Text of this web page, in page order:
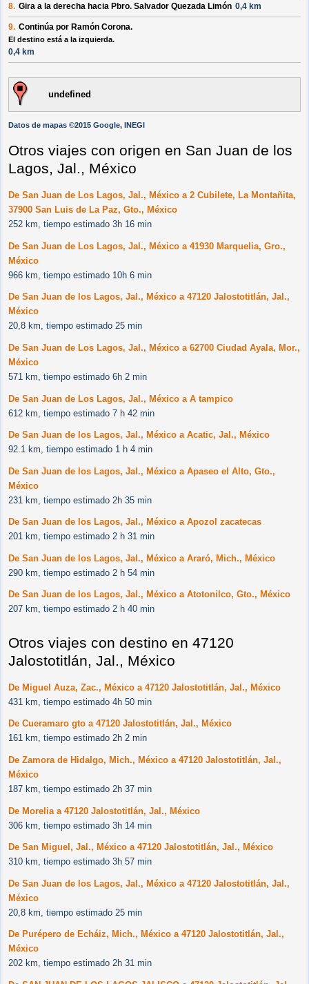
8. Gira a la derecha hacia Pbro. Salvador Quezada Limón 0,4 km
9. Continúa por Ramón Corona.
El destino está a la izquierda.
0,4 km
undefined
Datos de mapas ©2015 Google, INEGI
Otros viajes con origen en San Juan de los
Lagos, Jal., México
De San Juan de Los Lagos, Jal., México a 2 Cubilete, La Montañita,
37900 San Luis de La Paz, Gto., México
252 km, tiempo estimado 3h 16 min
De San Juan de Los Lagos, Jal., México a 41930 Marquelia, Gro.,
México
966 km, tiempo estimado 10h 6 min
De San Juan de los Lagos, Jal., México a 47120 Jalostotitlán, Jal.,
México
20,8 km, tiempo estimado 25 min
De San Juan de Los Lagos, Jal., México a 62700 Ciudad Ayala, Mor.,
México
571 km, tiempo estimado 6h 2 min
De San Juan de Los Lagos, Jal., México a A tampico
612 km, tiempo estimado 7 h 42 min
De San Juan de los Lagos, Jal., México a Acatic, Jal., México
92.1 km, tiempo estimado 1 h 4 min
De San Juan de los Lagos, Jal., México a Apaseo el Alto, Gto.,
México
231 km, tiempo estimado 2h 35 min
De San Juan de los Lagos, Jal., México a Apozol zacatecas
201 km, tiempo estimado 2 h 31 min
De San Juan de los Lagos, Jal., México a Araró, Mich., México
290 km, tiempo estimado 2 h 54 min
De San Juan de los Lagos, Jal., México a Atotonilco, Gto., México
207 km, tiempo estimado 2 h 40 min
Otros viajes con destino en 47120
Jalostotitlán, Jal., México
De Miguel Auza, Zac., México a 47120 Jalostotitlán, Jal., México
431 km, tiempo estimado 4h 50 min
De Cueramaro gto a 47120 Jalostotitlán, Jal., México
161 km, tiempo estimado 2h 2 min
De Zamora de Hidalgo, Mich., México a 47120 Jalostotitlán, Jal.,
México
187 km, tiempo estimado 2h 37 min
De Morelia a 47120 Jalostotitlán, Jal., México
306 km, tiempo estimado 3h 14 min
De San Miguel, Jal., México a 47120 Jalostotitlán, Jal., México
310 km, tiempo estimado 3h 57 min
De San Juan de los Lagos, Jal., México a 47120 Jalostotitlán, Jal.,
México
20,8 km, tiempo estimado 25 min
De Purépero de Echáiz, Mich., México a 47120 Jalostotitlán, Jal.,
México
202 km, tiempo estimado 2h 31 min